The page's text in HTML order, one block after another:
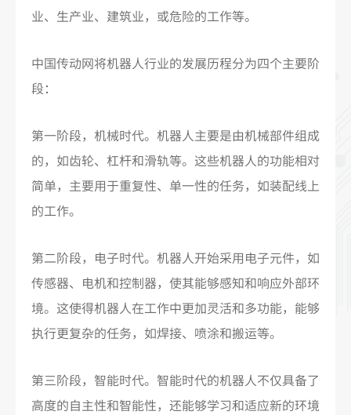
业、生产业、建筑业，或危险的工作等。
中国传动网将机器人行业的发展历程分为四个主要阶
段：
第一阶段，机械时代。机器人主要是由机械部件组成
的，如齿轮、杠杆和滑轨等。这些机器人的功能相对
简单，主要用于重复性、单一性的任务，如装配线上
的工作。
第二阶段，电子时代。机器人开始采用电子元件，如
传感器、电机和控制器，使其能够感知和响应外部环
境。这使得机器人在工作中更加灵活和多功能，能够
执行更复杂的任务，如焊接、喷涂和搬运等。
第三阶段，智能时代。智能时代的机器人不仅具备了
高度的自主性和智能性，还能够学习和适应新的环境